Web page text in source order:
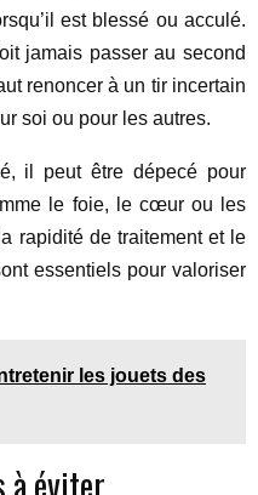
est blessé ou acculé.
jamais passer au second
renoncer à un tir incertain
soi ou pour les autres.
il peut être dépecé pour
le foie, le cœur ou les
rapidité de traitement et le
essentiels pour valoriser
les jouets des